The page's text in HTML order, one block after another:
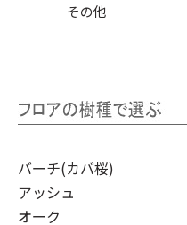
その他
バーチ(カバ桜)
アッシュ
オーク